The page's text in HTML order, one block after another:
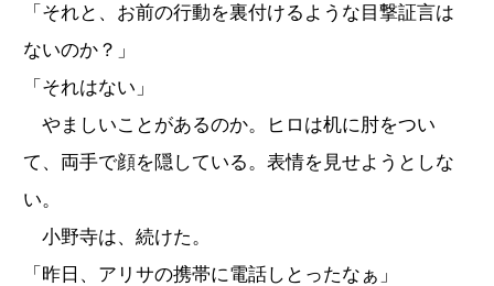
「それと、お前の行動を裏付けるような目撃証言は
ないのか？」
「それはない」
やましいことがあるのか。ヒロは机に肘をつい
て、両手で顔を隠している。表情を見せようとしな
い。
小野寺は、続けた。
「昨日、アリサの携帯に電話しとったなぁ」